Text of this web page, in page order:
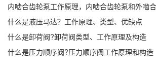
什么是液压马达？工作原理、类型、优缺点
什么是卸荷阀?卸荷阀类型、工作原理及构造
什么是压力顺序阀?压力顺序阀工作原理和构造